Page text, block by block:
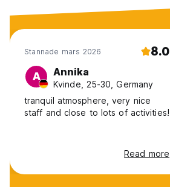
Stannade mars 2026 8.0
A Annika
Kvinde, 25-30, Germany
tranquil atmosphere, very nice
staff and close to lots of activities!
Read more